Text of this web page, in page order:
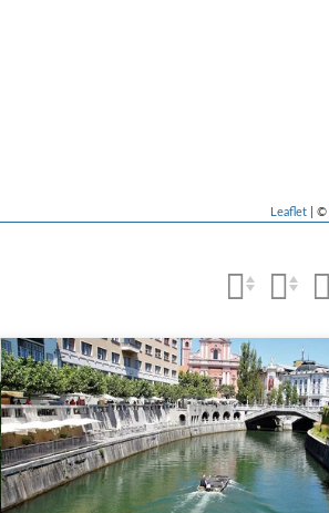
Leaflet | ©
Foto: ivabalk auf pixabay